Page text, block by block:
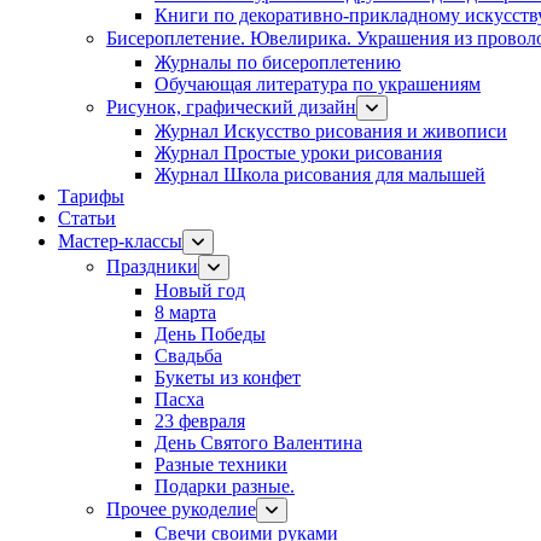
Книги по декоративно-прикладному
Бисероплетение. Ювелирика. Украшения из
Журналы по бисероплетению
Обучающая литература по украшениям
Рисунок, графический дизайн
Журнал Искусство рисования и живописи
Журнал Простые уроки рисования
Журнал Школа рисования для малышей
Тарифы
Статьи
Мастер-классы
Праздники
Новый год
8 марта
День Победы
Свадьба
Букеты из конфет
Пасха
23 февраля
День Святого Валентина
Разные техники
Подарки разные.
Прочее рукоделие
Свечи своими руками